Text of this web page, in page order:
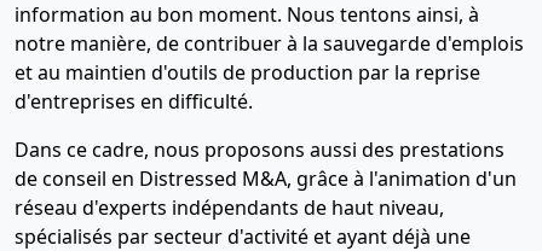
information au bon moment. Nous tentons ainsi, à
notre manière, de contribuer à la sauvegarde d'emplois
et au maintien d'outils de production par la reprise
d'entreprises en difficulté.
Dans ce cadre, nous proposons aussi des prestations
de conseil en Distressed M&A, grâce à l'animation d'un
réseau d'experts indépendants de haut niveau,
spécialisés par secteur d'activité et ayant déjà une